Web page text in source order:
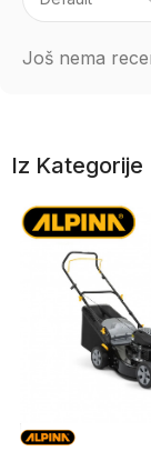
Još nema
Iz Kategorije